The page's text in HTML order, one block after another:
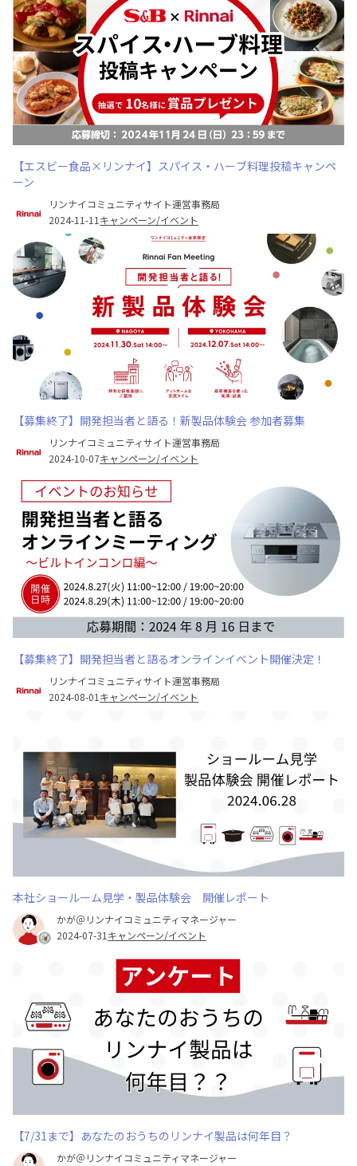
【エスビー食品×リンナイ】スパイス・ハーブ料理投稿キャンペ
ーン
リンナイコミュニティサイト運営事務局
2024-11-11 キャンペーン/イベント
【募集終了】開発担当者と語る！新製品体験会 参加者募集
リンナイコミュニティサイト運営事務局
2024-10-07キャンペーン/イベント
【募集終了】開発担当者と語るオンラインイベント開催決定！
リンナイコミュニティサイト運営事務局
2024-08-01 キャンペーン/イベント
本社ショールーム見学・製品体験会 開催レポート
かが＠リンナイコミュニティマネージャー
2024-07-31 キャンペーン/イベント
【7/31まで】あなたのおうちのリンナイ製品は何年目？
かが＠リンナイコミュニティマネージャー